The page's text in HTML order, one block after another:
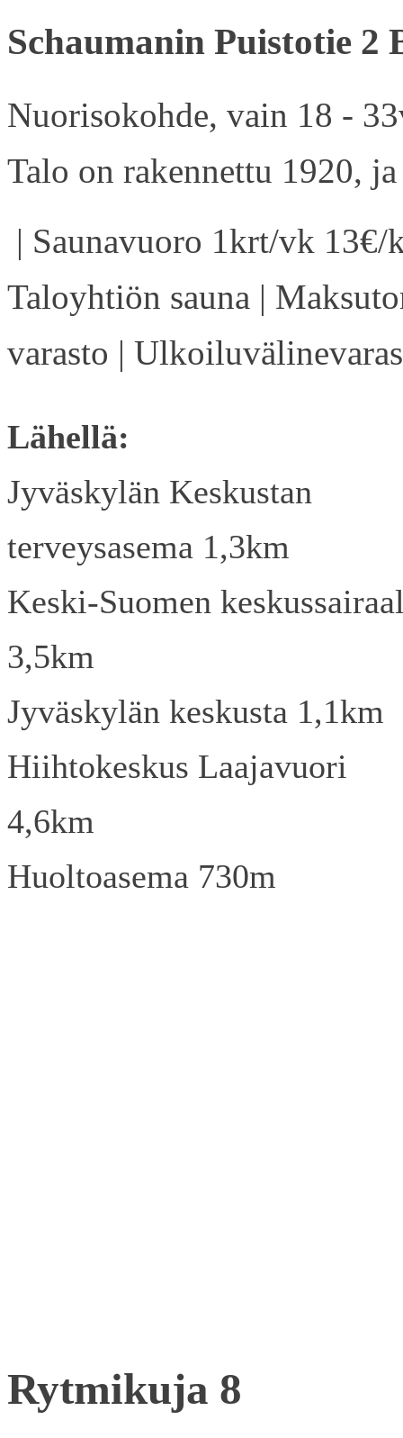
Schaumanin Puistotie 2
Nuorisokohde, vain 18 -
Talo on rakennettu 1920,
| Saunavuoro 1krt/vk
Taloyhtiön sauna |
varasto |
Lähellä:
Jyväskylän Keskustan
terveysasema 1,3km
Keski-Suomen
3,5km
Jyväskylän keskusta 1,1km
Hiihtokeskus Laajavuori
4,6km
Huoltoasema 730m
Rytmikuja 8